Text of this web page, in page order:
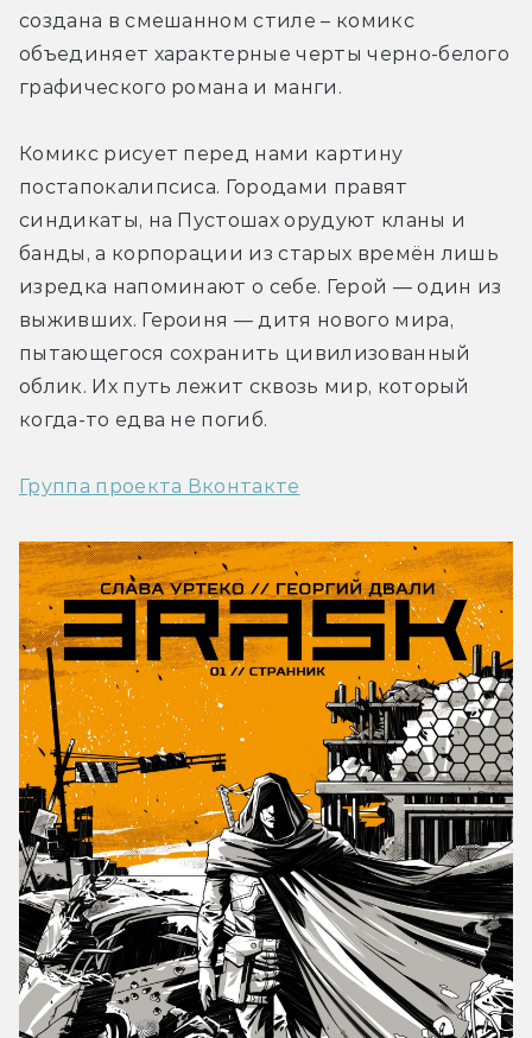
создана в смешанном стиле – комикс
объединяет характерные черты черно-белого
графического романа и манги.
Комикс рисует перед нами картину
постапокалипсиса. Городами правят
синдикаты, на Пустошах орудуют кланы и
банды, а корпорации из старых времён лишь
изредка напоминают о себе. Герой — один из
выживших. Героиня — дитя нового мира,
пытающегося сохранить цивилизованный
облик. Их путь лежит сквозь мир, который
когда-то едва не погиб.
Группа проекта Вконтакте